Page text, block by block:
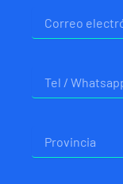
electrónico